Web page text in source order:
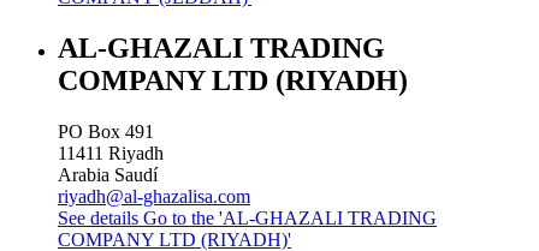
AL-GHAZALI TRADING
COMPANY LTD (RIYADH)
PO Box 491
11411 Riyadh
Arabia Saudí
riyadh@al-ghazalisa.com
See details Go to the 'AL-GHAZALI TRADING
COMPANY LTD (RIYADH)'